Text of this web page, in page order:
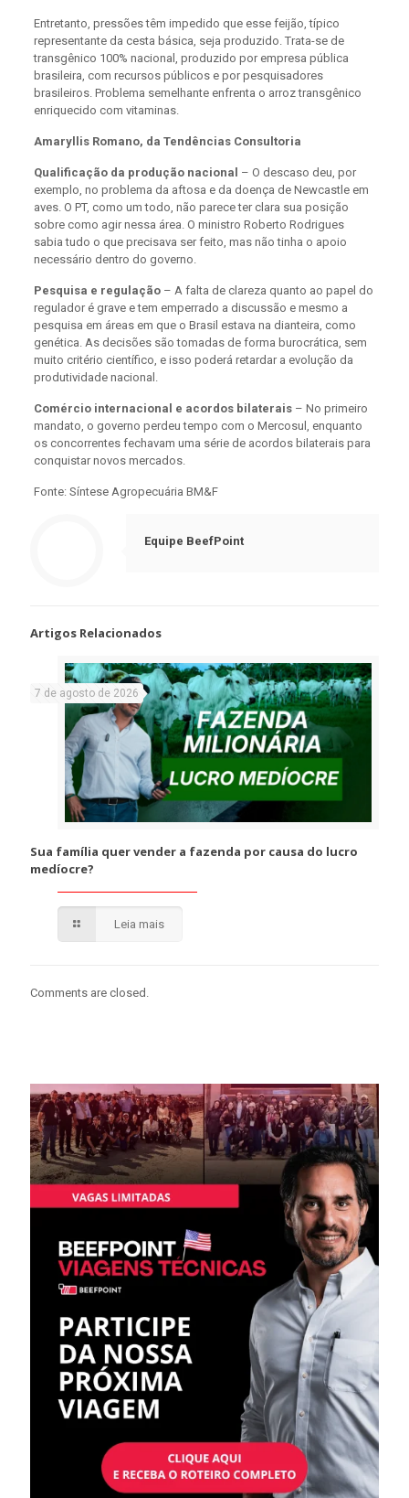
Entretanto, pressões têm impedido que esse feijão, típico
representante da cesta básica, seja produzido. Trata-se de
transgênico 100% nacional, produzido por empresa pública
brasileira, com recursos públicos e por pesquisadores
brasileiros. Problema semelhante enfrenta o arroz transgênico
enriquecido com vitaminas.
Amaryllis Romano, da Tendências Consultoria
Qualificação da produção nacional – O descaso deu, por
exemplo, no problema da aftosa e da doença de Newcastle em
aves. O PT, como um todo, não parece ter clara sua posição
sobre como agir nessa área. O ministro Roberto Rodrigues
sabia tudo o que precisava ser feito, mas não tinha o apoio
necessário dentro do governo.
Pesquisa e regulação– A falta de clareza quanto ao papel do
regulador é grave e tem emperrado a discussão e mesmo a
pesquisa em áreas em que o Brasil estava na dianteira, como
genética. As decisões são tomadas de forma burocrática, sem
muito critério científico, e isso poderá retardar a evolução da
produtividade nacional.
Comércio internacional e acordos bilaterais– No primeiro
mandato, o governo perdeu tempo com o Mercosul, enquanto
os concorrentes fechavam uma série de acordos bilaterais para
conquistar novos mercados.
Fonte: Síntese Agropecuária BM&F
Equipe BeefPoint
Artigos Relacionados
7 de agosto de 2026
Sua família quer vender a fazenda por causa do lucro
medíocre?
Leia mais
Comments are closed.